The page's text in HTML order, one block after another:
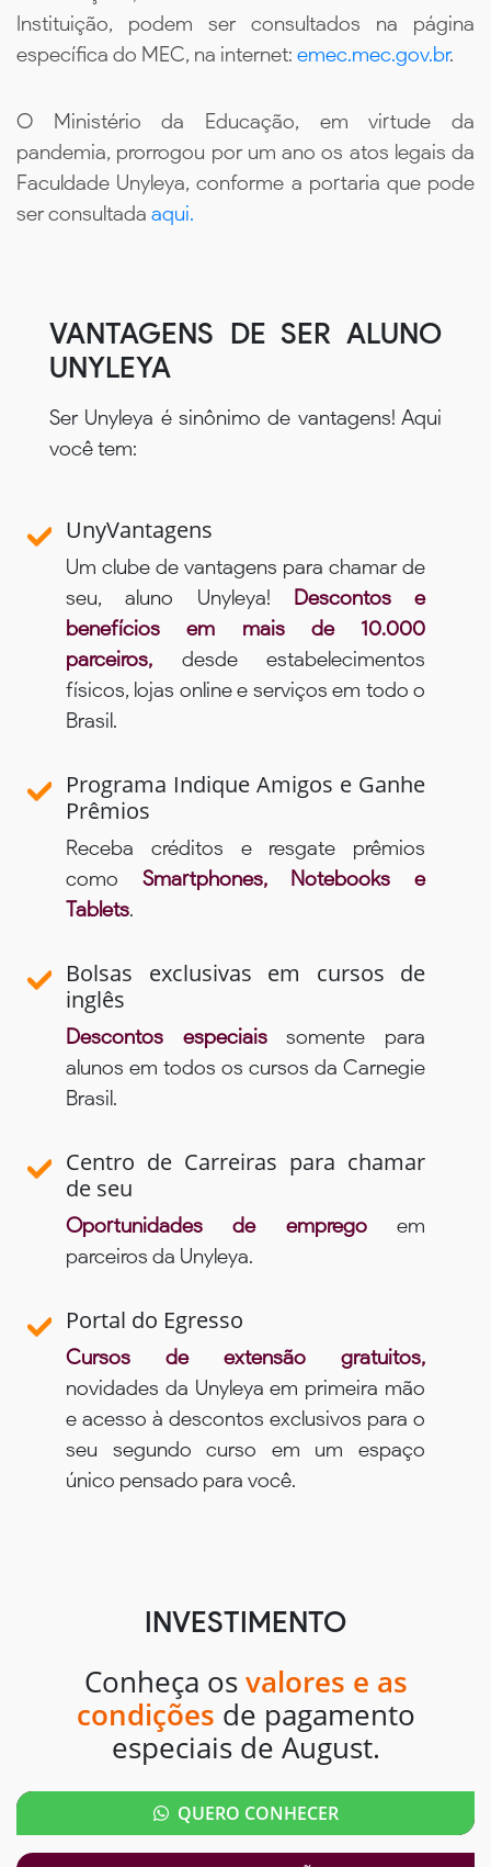
Instituição, podem ser consultados na página
específica do MEC, na internet: emec.mec.gov.br.
O Ministério da Educação, em virtude da
pandemia, prorrogou por um ano os atos legais da
Faculdade Unyleya, conforme a portaria que pode
ser consultada aqui.
VANTAGENS DE SER ALUNO
UNYLEYA
Ser Unyleya é sinônimo de vantagens! Aqui
você tem:
UnyVantagens
Um clube de vantagens para chamar de
seu, aluno Unyleya! Descontos e
benefícios em mais de 10.000
parceiros, desde estabelecimentos
físicos, lojas online e serviços em todo o
Brasil.
Programa Indique Amigos e Ganhe
Prêmios
Receba créditos e resgate prêmios
como Smartphones, Notebooks e
Tablets.
Bolsas exclusivas em cursos de
inglês
Descontos especiaissomente para
alunos em todos os cursos da Carnegie
Brasil.
Centro de Carreiras para chamar
de seu
Oportunidades de empregoem
parceiros da Unyleya.
Portal do Egresso
Cursos de extensão gratuitos,
novidades da Unyleya em primeira mão
e acesso à descontos exclusivos para o
seu segundo curso em um espaço
único pensado para você.
INVESTIMENTO
Conheça os valores e as
condições de pagamento
especiais de August.
QUERO CONHECER